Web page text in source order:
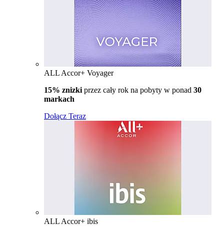
ALL Accor+ Voyager
15% znizki przez cały rok na pobyty w ponad 30
markach
Dołącz Teraz
ALL Accor+ ibis